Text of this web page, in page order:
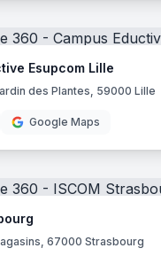
Esupcom Lille
des Plantes, 59000 Lille
Google Maps
67000 Strasbourg